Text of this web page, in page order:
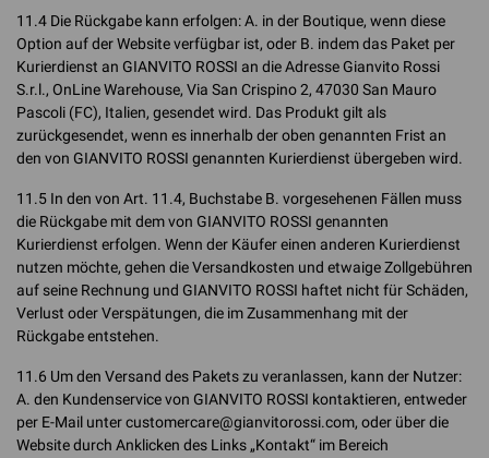
11.4 Die Rückgabe kann erfolgen: A. in der Boutique, wenn diese
Option auf der Website verfügbar ist, oder B. indem das Paket per
Kurierdienst an GIANVITO ROSSI an die Adresse Gianvito Rossi
S.r.l., OnLine Warehouse, Via San Crispino 2, 47030 San Mauro
Pascoli (FC), Italien, gesendet wird. Das Produkt gilt als
zurückgesendet, wenn es innerhalb der oben genannten Frist an
den von GIANVITO ROSSI genannten Kurierdienst übergeben wird.
11.5 In den von Art. 11.4, Buchstabe B. vorgesehenen Fällen muss
die Rückgabe mit dem von GIANVITO ROSSI genannten
Kurierdienst erfolgen. Wenn der Käufer einen anderen Kurierdienst
nutzen möchte, gehen die Versandkosten und etwaige Zollgebühren
auf seine Rechnung und GIANVITO ROSSI haftet nicht für Schäden,
Verlust oder Verspätungen, die im Zusammenhang mit der
Rückgabe entstehen.
11.6 Um den Versand des Pakets zu veranlassen, kann der Nutzer:
A. den Kundenservice von GIANVITO ROSSI kontaktieren, entweder
per E-Mail unter customercare@gianvitorossi.com, oder über die
Website durch Anklicken des Links „Kontakt“ im Bereich